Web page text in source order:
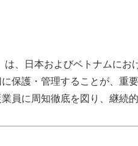
、日本およびベトナムに
保護・管理することが、重
員に周知徹底を図り、継続